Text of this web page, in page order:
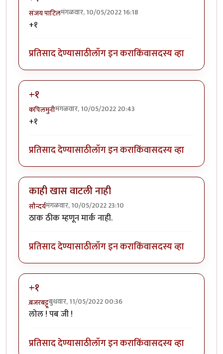
संजय पाटिलमंगळवार, 10/05/2022 16:18
+१
प्रतिसाद देण्यासाठीलॉग इन कराकिंवासदस्य व्हा
+१
कपिलमुनीमंगळवार, 10/05/2022 20:43
+१
प्रतिसाद देण्यासाठीलॉग इन कराकिंवासदस्य व्हा
काही खास वाटली नाही
सौन्दर्यमंगळवार, 10/05/2022 23:10
ठाक ठीक म्हणून मार्क नाही.
प्रतिसाद देण्यासाठीलॉग इन कराकिंवासदस्य व्हा
+१
ब़जरबट्टूबुधवार, 11/05/2022 00:36
लोल ! पब जी !
प्रतिसाद देण्यासाठीलॉग इन कराकिंवासदस्य व्हा